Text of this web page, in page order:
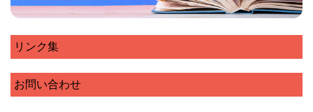
リンク集
お問い合わせ